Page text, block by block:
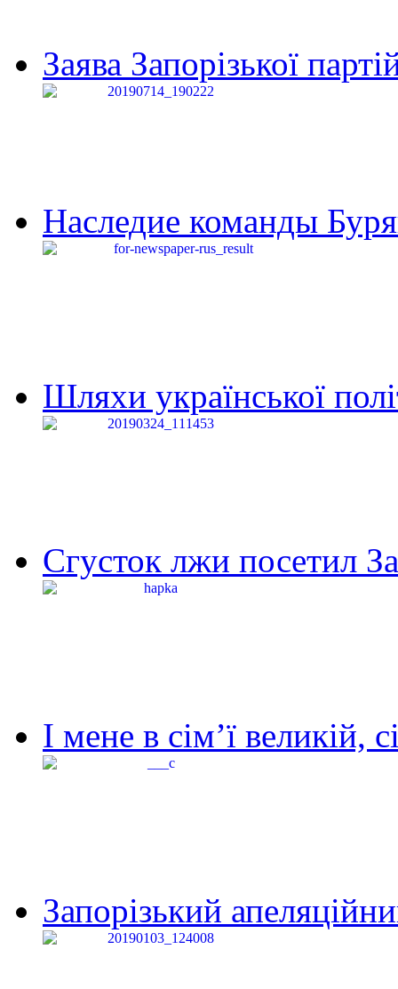
Заява Запорізької
Наследие команды
Шляхи української
Сгусток лжи посетил
І мене в сім’ї великій,
Запорізький